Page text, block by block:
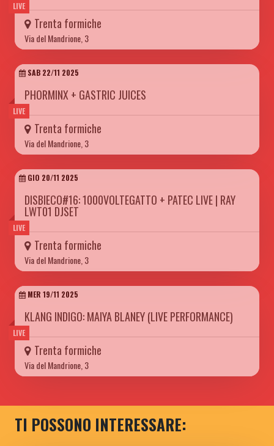
LIVE
Trenta formiche
Via del Mandrione, 3
LIVE
SAB 22/11 2025
PHORMINX + GASTRIC JUICES
Trenta formiche
Via del Mandrione, 3
LIVE
GIO 20/11 2025
DISBIECO#16: 1000VOLTEGATTO + PATEC LIVE | RAY
LWT01 DJSET
Trenta formiche
Via del Mandrione, 3
LIVE
MER 19/11 2025
KLANG INDIGO: MAIYA BLANEY (LIVE PERFORMANCE)
Trenta formiche
Via del Mandrione, 3
TI POSSONO INTERESSARE: